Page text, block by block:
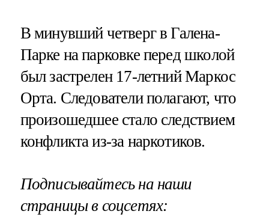
В минувший четверг в Галена-
Парке на парковке перед школой
был застрелен 17-летний Маркос
Орта. Следователи полагают, что
произошедшее стало следствием
конфликта из-за наркотиков.
Подписывайтесь на наши
страницы в соцсетях: